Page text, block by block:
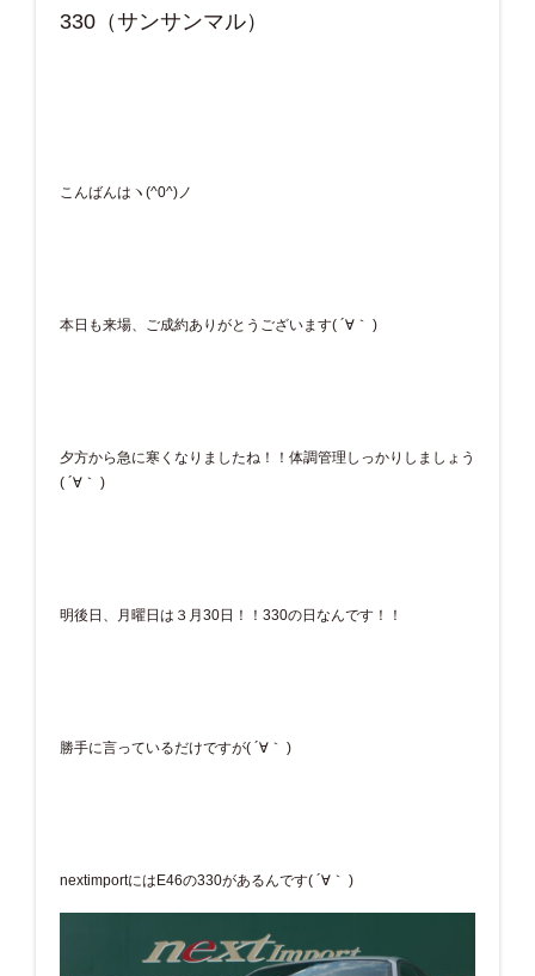
330（サンサンマル）
こんばんはヽ(^0^)ノ
本日も来場、ご成約ありがとうございます( ´∀｀ )
夕方から急に寒くなりましたね！！体調管理しっかりしましょう
( ´∀｀ )
明後日、月曜日は３月30日！！330の日なんです！！
勝手に言っているだけですが( ´∀｀ )
nextimportにはE46の330があるんです( ´∀｀ )